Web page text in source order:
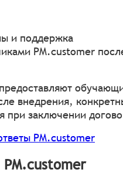
и поддержка
PM.customer
внедрения,
при заключении
PM.customer